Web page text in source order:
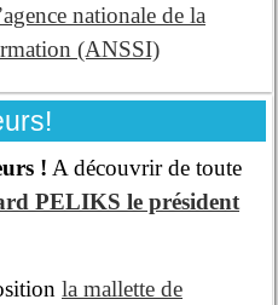
nationale de la
(ANSSI)
! A découvrir de toute
PELIKS le président
la mallette de